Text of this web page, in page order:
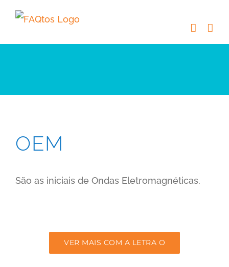
Skip
content
OEM
São as iniciais de Ondas Eletromagnéticas.
VER MAIS COM A LETRA O